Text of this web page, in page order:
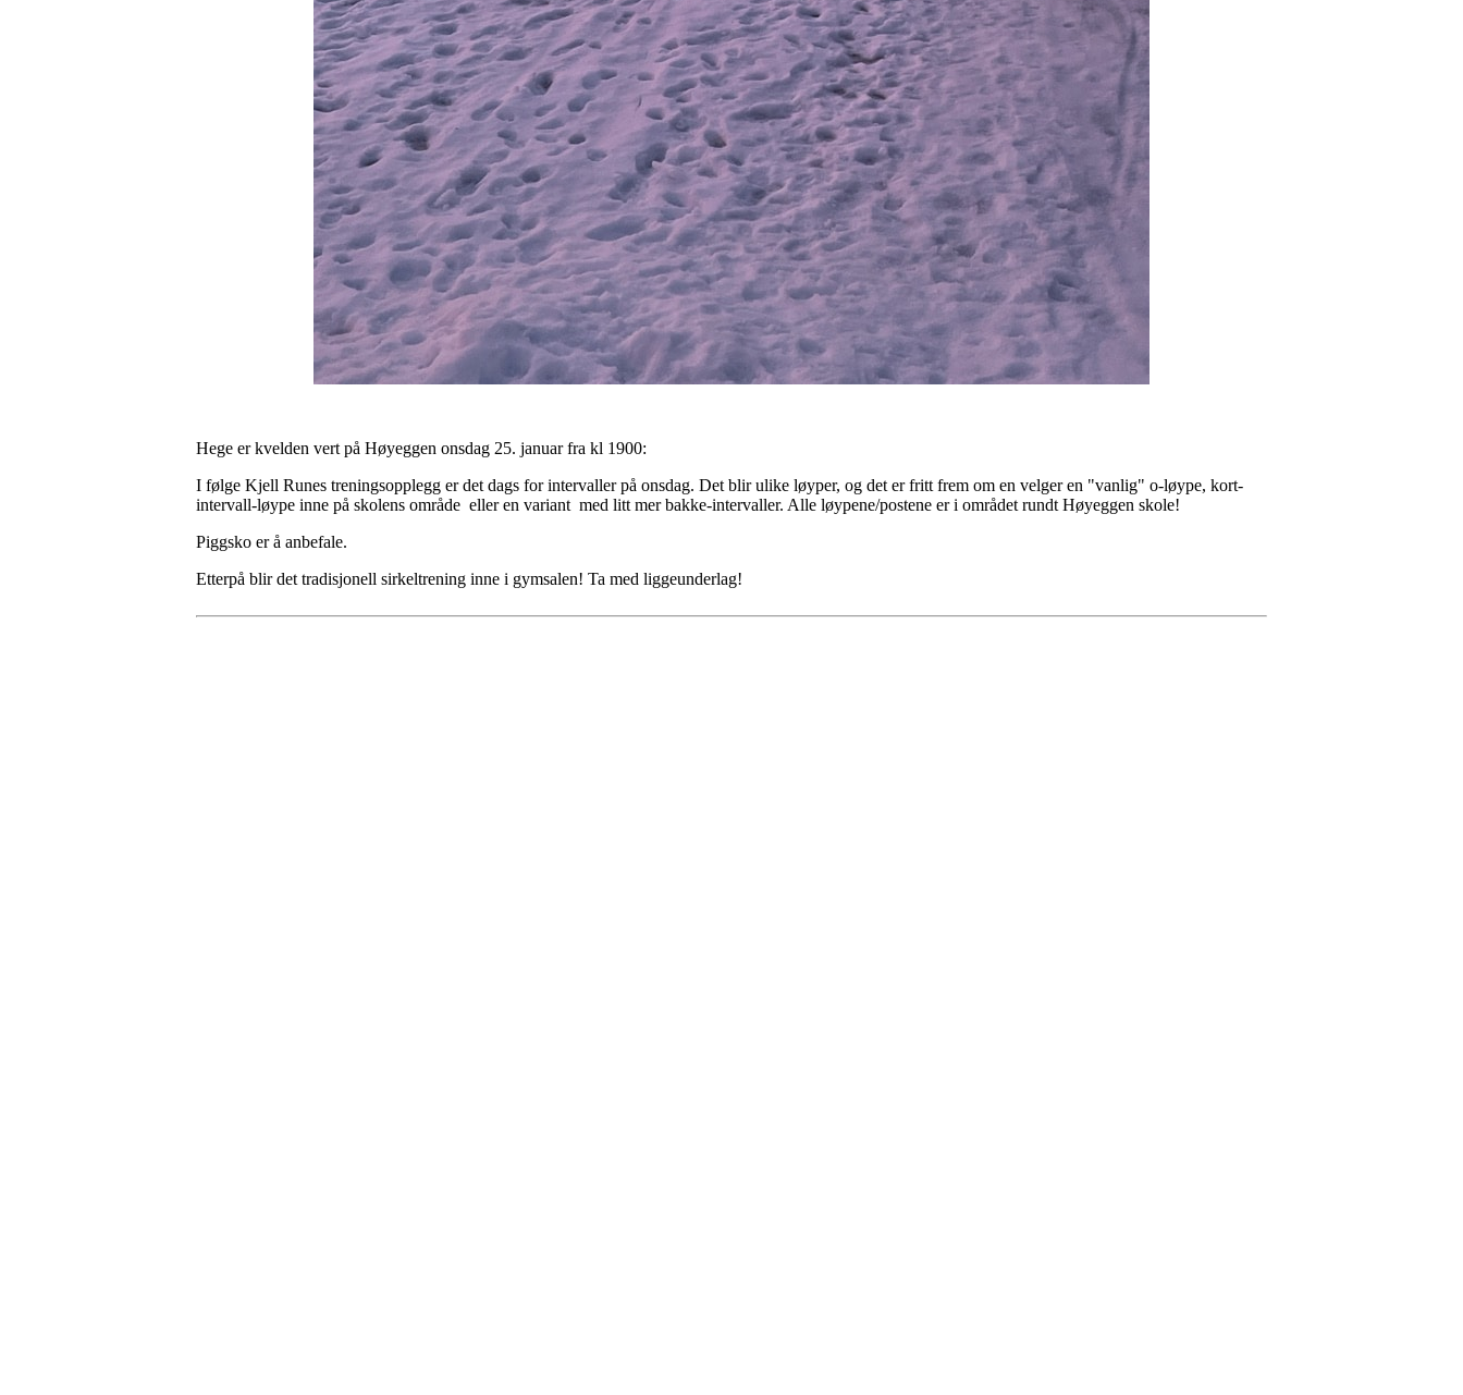
Hege er kvelden vert på Høyeggen onsdag 25. januar fra kl 1900:
I følge Kjell Runes treningsopplegg er det dags for intervaller på onsdag. Det blir ulike løyper, og det er fritt frem om en velger en "vanlig" o-løype, kort-
intervall-løype inne på skolens område eller en variant med litt mer bakke-intervaller. Alle løypene/postene er i området rundt Høyeggen skole!
Piggsko er å anbefale.
Etterpå blir det tradisjonell sirkeltrening inne i gymsalen! Ta med liggeunderlag!